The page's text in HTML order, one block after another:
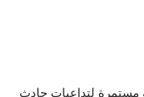
مستمرة لتداعيات حادث